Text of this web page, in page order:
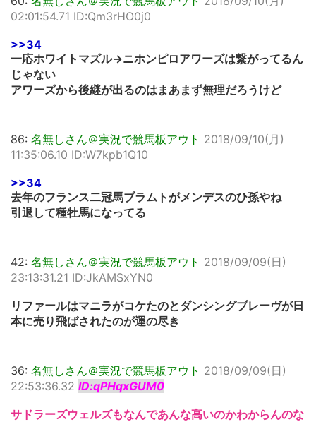
02:01:54.71 ID:Qm3rHO0j0
>>34
一応ホワイトマズル→ニホンピロアワーズは繋がってるん
じゃない
アワーズから後継が出るのはまあまず無理だろうけど
86: 名無しさん＠実況で競馬板アウト 2018/09/10(月)
11:35:06.10 ID:W7kpb1Q10
>>34
去年のフランス二冠馬ブラムトがメンデスのひ孫やね
引退して種牡馬になってる
42: 名無しさん＠実況で競馬板アウト 2018/09/09(日)
23:13:31.21 ID:JkAMSxYN0
リファールはマニラがコケたのとダンシングブレーヴが日
本に売り飛ばされたのが運の尽き
36: 名無しさん＠実況で競馬板アウト 2018/09/09(日)
22:53:36.32 ID:qPHqxGUM0
サドラーズウェルズもなんであんな高いのかわからんのな